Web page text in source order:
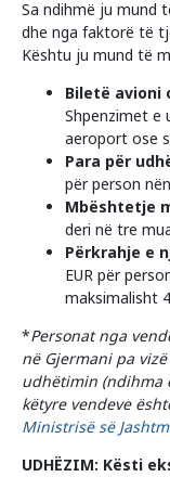
Sa ndihmë ju mund
dhe nga faktorë të
Kështu ju mund të
Biletë avioni
Shpenzimet e
aeroport ose
Para për
për person
Mbështetje
deri në tre
Përkrahje e
EUR për
maksimalisht
*Personat nga
në Gjermani pa
udhëtimin (ndihma
këtyre vendeve
Ministrisë së
UDHËZIM: Kësti